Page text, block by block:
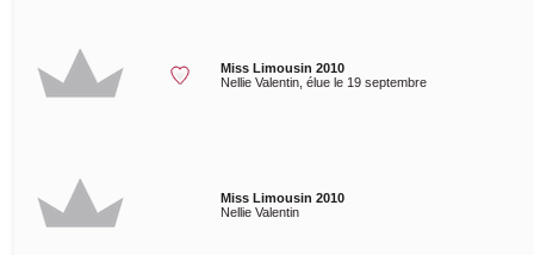
Miss Limousin 2010
Nellie Valentin, élue le 19 septembre
Miss Limousin 2010
Nellie Valentin